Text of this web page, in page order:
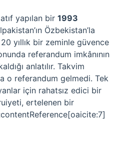
yapılan bir 1993
Özbekistan’la
yıllık bir zeminle güvence
referandum imkânının
anlatılır. Takvim
o referandum gelmedi. Tek
için rahatsız edici bir
ertelenen bir